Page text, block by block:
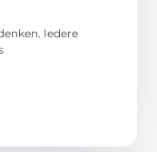
Iedere